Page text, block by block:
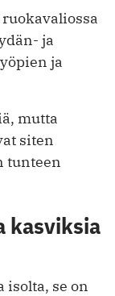
ja
ja
mutta
siten
tunteen
kasviksia
isolta, se on